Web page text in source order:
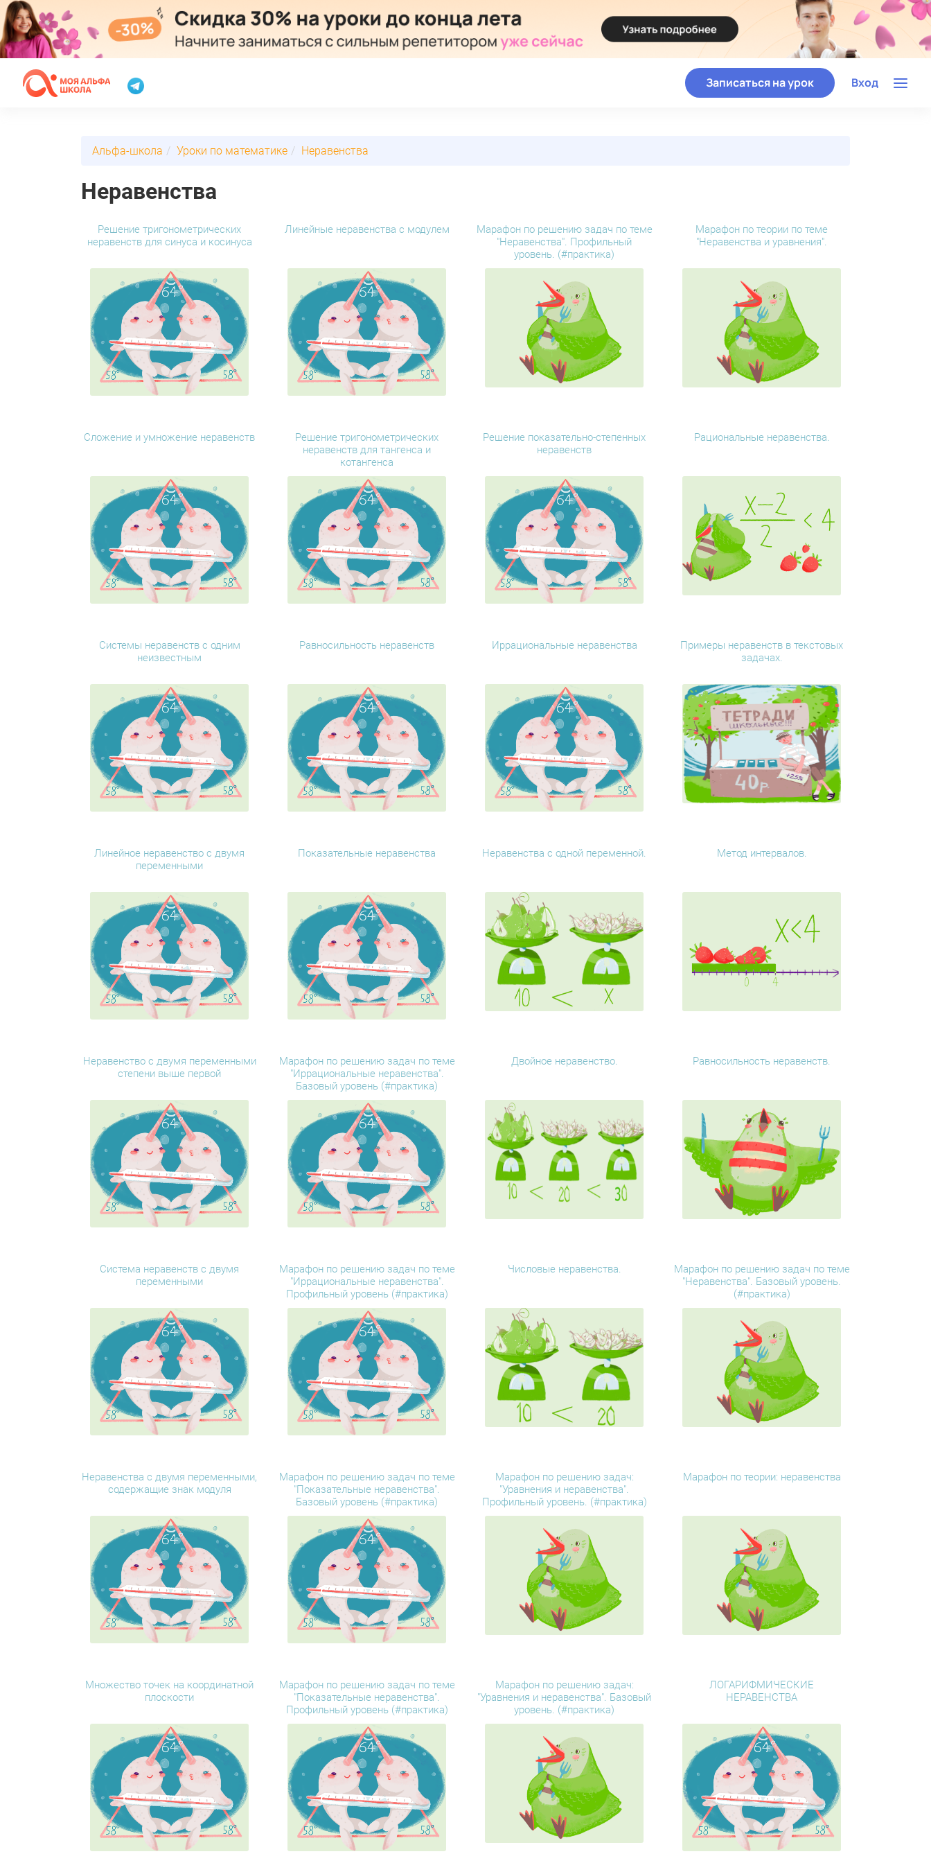
Вход
Записаться на урок
Альфа-школа Уроки по математике Неравенства
Неравенства
Решение тригонометрических
неравенств для синуса и косинуса
Сложение и умножение неравенств
Системы неравенств с одним
неизвестным
Линейное неравенство с двумя
переменными
Неравенство с двумя переменными
степени выше первой
Система неравенств с двумя
переменными
Неравенства с двумя переменными,
содержащие знак модуля
Множество точек на координатной
плоскости
Линейные неравенства с модулем
Решение тригонометрических
неравенств для тангенса и
котангенса
Равносильность неравенств
Показательные неравенства
Марафон по решению задач по теме
"Иррациональные неравенства".
Базовый уровень (#практика)
Марафон по решению задач по теме
"Иррациональные неравенства".
Профильный уровень (#практика)
Марафон по решению задач по теме
"Показательные неравенства".
Базовый уровень (#практика)
Марафон по решению задач по теме
"Показательные неравенства".
Профильный уровень (#практика)
Марафон по решению задач по теме
"Неравенства". Профильный
уровень. (#практика)
Решение показательно-степенных
неравенств
Иррациональные неравенства
Неравенства с одной переменной.
Двойное неравенство.
Числовые неравенства.
Марафон по решению задач:
"Уравнения и неравенства".
Профильный уровень. (#практика)
Марафон по решению задач:
"Уравнения и неравенства". Базовый
уровень. (#практика)
Марафон по теории по теме
"Неравенства и уравнения".
Рациональные неравенства.
Примеры неравенств в текстовых
задачах.
Метод интервалов.
Равносильность неравенств.
Марафон по решению задач по теме
"Неравенства". Базовый уровень.
(#практика)
Марафон по теории: неравенства
ЛОГАРИФМИЧЕСКИЕ
НЕРАВЕНСТВА